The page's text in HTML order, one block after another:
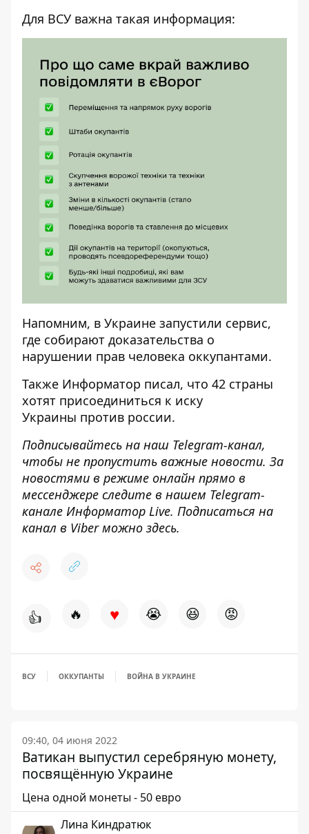
Для ВСУ важна такая информация:
Напомним, в Украине запустили сервис,
где собирают доказательства о
нарушении прав человека оккупантами.
Также Информатор писал, что 42 страны
хотят присоединиться к иску
Украины против россии.
Подписывайтесь на наш Telegram-канал,
чтобы не пропустить важные новости. За
новостями в режиме онлайн прямо в
мессенджере следите в нашем Telegram-
канале Информатор Live. Подписаться на
канал в Viber можно здесь.
👍 🔥 ♥ 😭 😆 😡
ВСУ ОККУПАНТЫ ВОЙНА В УКРАИНЕ
09:40, 04 июня 2022
Ватикан выпустил серебряную монету,
посвящённую Украине
Цена одной монеты - 50 евро
Лина Киндратюк